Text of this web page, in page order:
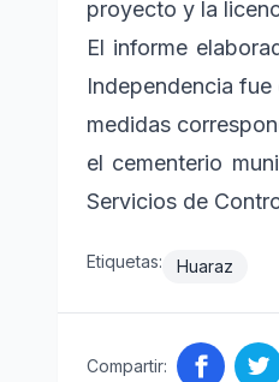
proyecto y la
El informe
Independencia
medidas
el cementerio
Servicios de
Etiquetas: Huaraz
Compartir: